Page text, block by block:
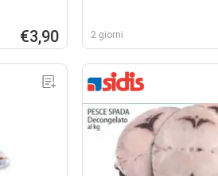
€3,90 2 giorni